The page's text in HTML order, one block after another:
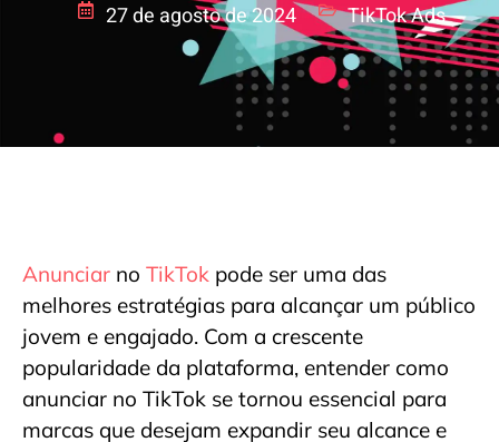
27 de agosto de 2024 TikTok Ads
Anunciar no TikTok pode ser uma das
melhores estratégias para alcançar um público
jovem e engajado. Com a crescente
popularidade da plataforma, entender como
anunciar no TikTok se tornou essencial para
marcas que desejam expandir seu alcance e